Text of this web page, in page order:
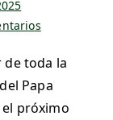
de toda la
Papa
próximo